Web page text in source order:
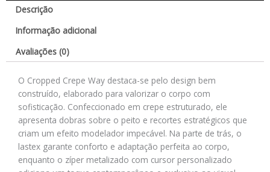
Descrição
Informação adicional
Avaliações (0)
O Cropped Crepe Way destaca-se pelo design bem
construído, elaborado para valorizar o corpo com
sofisticação. Confeccionado em crepe estruturado, ele
apresenta dobras sobre o peito e recortes estratégicos que
criam um efeito modelador impecável. Na parte de trás, o
lastex garante conforto e adaptação perfeita ao corpo,
enquanto o zíper metalizado com cursor personalizado